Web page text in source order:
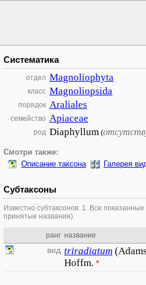
Систематика
отдел Magnoliophyta
класс Magnoliopsida
порядок Araliales
семейство Apiaceae
род Diaphyllum (
Смотри также:
Описание таксона
Галерея
Субтаксоны
Известно субтаксонов: 1. Все
принятые названия).
ранг название
вид triradiatum
Hoffm. *